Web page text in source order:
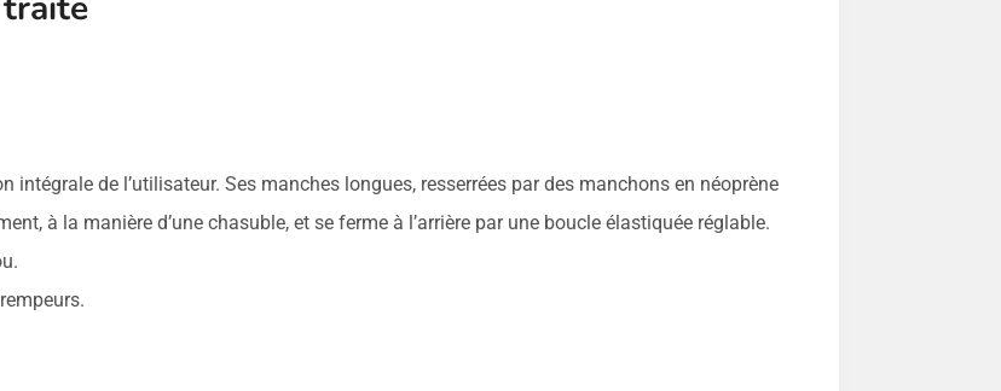
de l’utilisateur. Ses manches longues, resserrées par des manchons en néoprène
à la manière d’une chasuble, et se ferme à l’arrière par une boucle élastiquée réglable.